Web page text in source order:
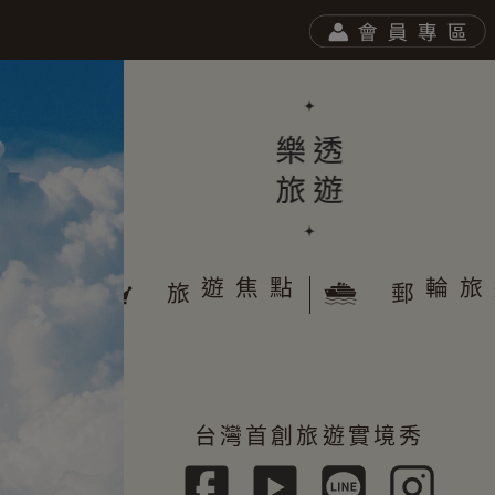
於樂透 旅 遊焦點 郵
台灣首創旅遊實境秀